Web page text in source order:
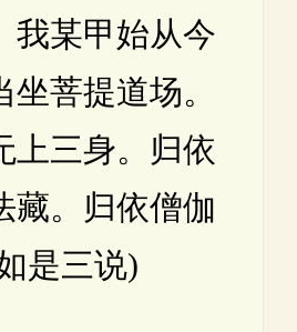
我某甲始从今
坐菩提道场。
上三身。归依
藏。归依僧伽
是三说)